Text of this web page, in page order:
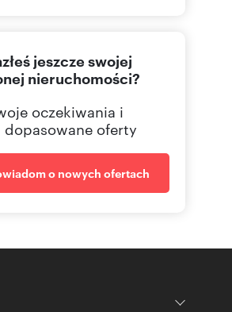
Pokaż telefon
jeszcze swojej
nieruchomości?
oczekiwania i
oferty
o nowych ofertach